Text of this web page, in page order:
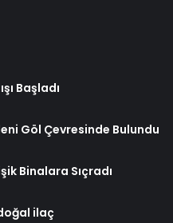
Başladı
Göl Çevresinde Bulundu
Binalara Sıçradı
ilaç